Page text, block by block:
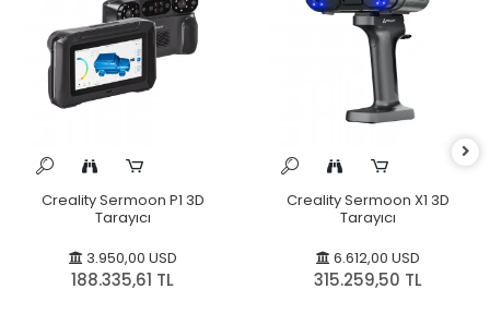
Creality Sermoon P1 3D
Tarayıcı
3.950,00 USD
188.335,61 TL
Creality Sermoon X1 3D
Tarayıcı
6.612,00 USD
315.259,50 TL